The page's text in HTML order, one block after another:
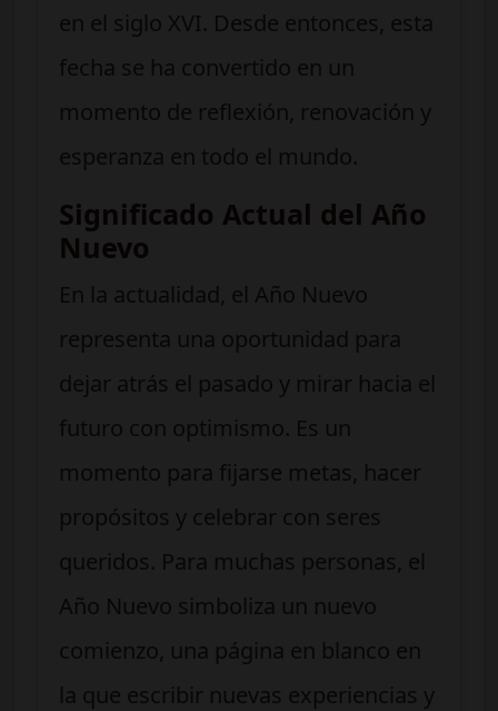
en el siglo XVI. Desde entonces, esta
fecha se ha convertido en un
momento de reflexión, renovación y
esperanza en todo el mundo.
Significado Actual del Año
Nuevo
En la actualidad, el Año Nuevo
representa una oportunidad para
dejar atrás el pasado y mirar hacia el
futuro con optimismo. Es un
momento para fijarse metas, hacer
propósitos y celebrar con seres
queridos. Para muchas personas, el
Año Nuevo simboliza un nuevo
comienzo, una página en blanco en
la que escribir nuevas experiencias y